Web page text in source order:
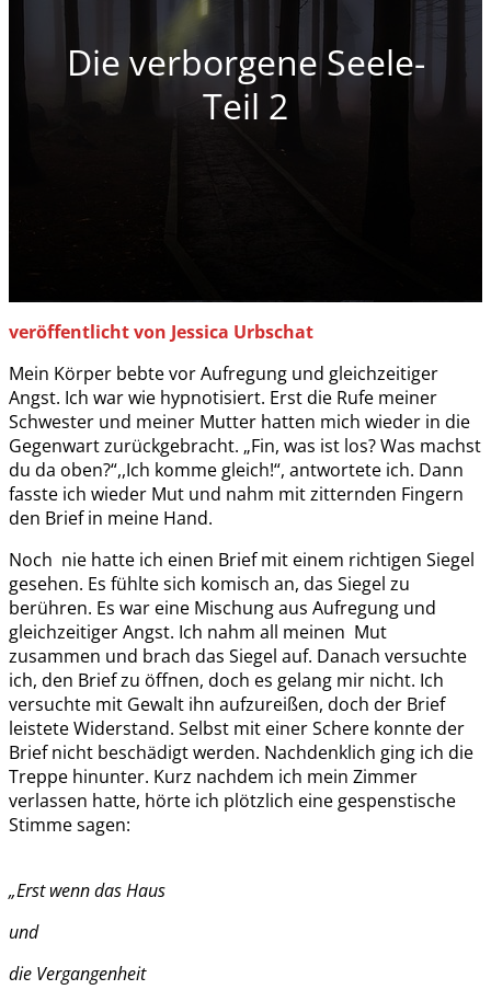
Die verborgene Seele-
Teil 2
veröffentlicht von Jessica Urbschat
Mein Körper bebte vor Aufregung und gleichzeitiger
Angst. Ich war wie hypnotisiert. Erst die Rufe meiner
Schwester und meiner Mutter hatten mich wieder in die
Gegenwart zurückgebracht. „Fin, was ist los? Was machst
du da oben?“,,Ich komme gleich!“, antwortete ich. Dann
fasste ich wieder Mut und nahm mit zitternden Fingern
den Brief in meine Hand.
Noch nie hatte ich einen Brief mit einem richtigen Siegel
gesehen. Es fühlte sich komisch an, das Siegel zu
berühren. Es war eine Mischung aus Aufregung und
gleichzeitiger Angst. Ich nahm all meinen Mut
zusammen und brach das Siegel auf. Danach versuchte
ich, den Brief zu öffnen, doch es gelang mir nicht. Ich
versuchte mit Gewalt ihn aufzureißen, doch der Brief
leistete Widerstand. Selbst mit einer Schere konnte der
Brief nicht beschädigt werden. Nachdenklich ging ich die
Treppe hinunter. Kurz nachdem ich mein Zimmer
verlassen hatte, hörte ich plötzlich eine gespenstische
Stimme sagen:
„ErstwenndasHaus
und
die Vergangenheit